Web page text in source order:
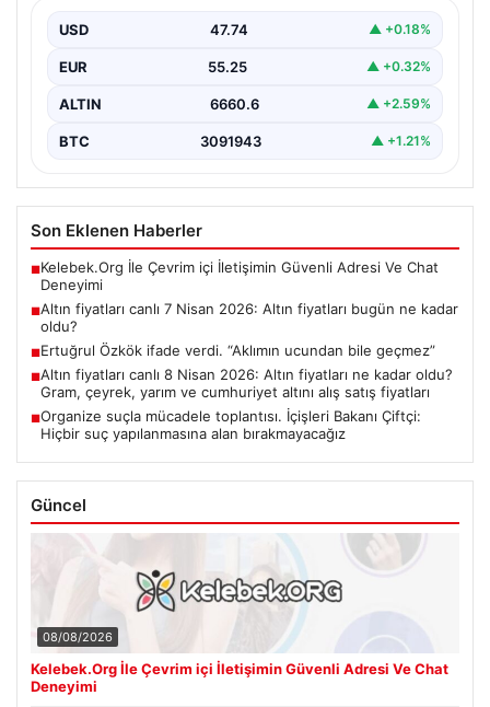
fiyatları
USD 47.74 ▲ +0.18%
EUR 55.25 ▲ +0.32%
ALTIN 6660.6 ▲ +2.59%
BTC 3091943 ▲ +1.21%
Son Eklenen Haberler
■Kelebek.Org İle Çevrim içi İletişimin Güvenli Adresi Ve Chat
Deneyimi
■Altın fiyatları canlı 7 Nisan 2026: Altın fiyatları bugün ne kadar
oldu?
■Ertuğrul Özkök ifade verdi. “Aklımın ucundan bile geçmez”
■Altın fiyatları canlı 8 Nisan 2026: Altın fiyatları ne kadar oldu?
Gram, çeyrek, yarım ve cumhuriyet altını alış satış fiyatları
■Organize suçla mücadele toplantısı. İçişleri Bakanı Çiftçi:
Hiçbir suç yapılanmasına alan bırakmayacağız
Güncel
08/08/2026
Kelebek.Org İle Çevrim içi İletişimin Güvenli Adresi Ve Chat
Deneyimi